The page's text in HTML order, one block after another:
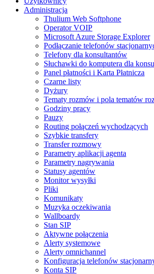
Administracja
Thulium Web Softphone
Operator VOIP
Microsoft Azure Storage Explorer
Podłączanie telefonów
Telefony dla konsultantów
Słuchawki do komputera dla
Panel płatności i Karta Płatnicza
Czarne listy
Dyżury
Tematy rozmów i pola tematów
Godziny pracy
Pauzy
Routing połączeń wychodzących
Szybkie transfery
Transfer rozmowy
Parametry aplikacji agenta
Parametry nagrywania
Statusy agentów
Monitor wysyłki
Pliki
Komunikaty
Muzyka oczekiwania
Wallboardy
Stan SIP
Aktywne połączenia
Alerty systemowe
Alerty omnichannel
Konfiguracja telefonów
Konta SIP